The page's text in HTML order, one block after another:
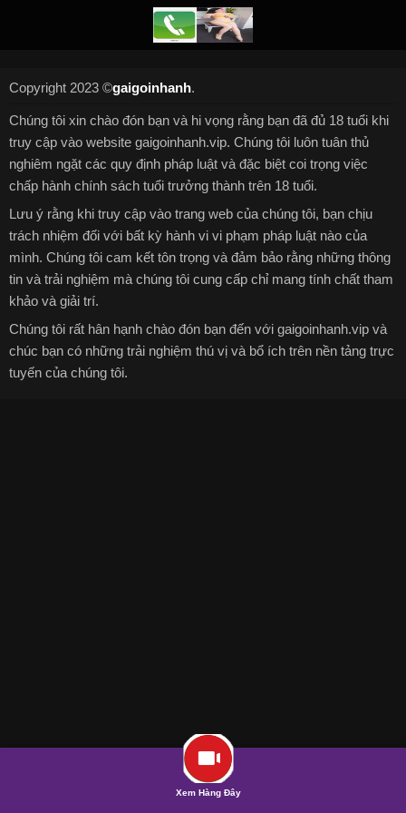
Copyright 2023 ©gaigoinhanh.
Chúng tôi xin chào đón bạn và hi vọng rằng bạn đã đủ 18 tuổi khi
truy cập vào website gaigoinhanh.vip. Chúng tôi luôn tuân thủ
nghiêm ngặt các quy định pháp luật và đặc biệt coi trọng việc
chấp hành chính sách tuổi trưởng thành trên 18 tuổi.
Lưu ý rằng khi truy cập vào trang web của chúng tôi, bạn chịu
trách nhiệm đối với bất kỳ hành vi vi phạm pháp luật nào của
mình. Chúng tôi cam kết tôn trọng và đảm bảo rằng những thông
tin và trải nghiệm mà chúng tôi cung cấp chỉ mang tính chất tham
khảo và giải trí.
Chúng tôi rất hân hạnh chào đón bạn đến với gaigoinhanh.vip và
chúc bạn có những trải nghiệm thú vị và bổ ích trên nền tảng trực
tuyến của chúng tôi.
Xem Hàng Đây